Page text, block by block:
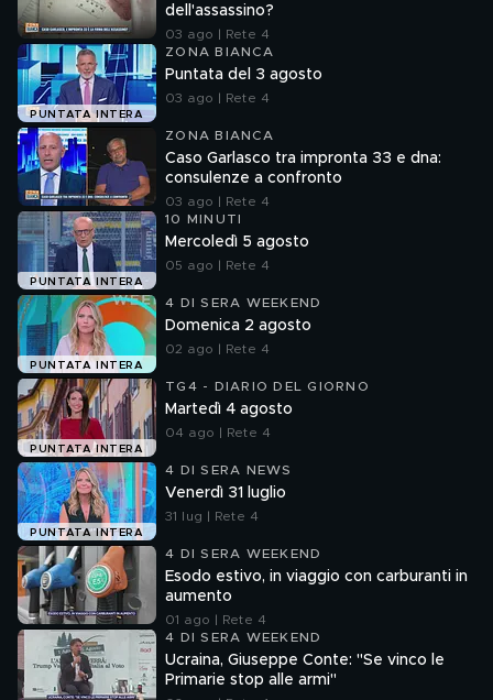
dell'assassino?
03 ago | Rete 4
PUNTATA INTERA
ZONA BIANCA
Puntata del 3 agosto
03 ago | Rete 4
ZONA BIANCA
Caso Garlasco tra impronta 33 e dna:
consulenze a confronto
03 ago | Rete 4
PUNTATA INTERA
10 MINUTI
Mercoledì 5 agosto
05 ago | Rete 4
PUNTATA INTERA
4 DI SERA WEEKEND
Domenica 2 agosto
02 ago | Rete 4
PUNTATA INTERA
TG4 - DIARIO DEL GIORNO
Martedì 4 agosto
04 ago | Rete 4
PUNTATA INTERA
4 DI SERA NEWS
Venerdì 31 luglio
31 lug | Rete 4
4 DI SERA WEEKEND
Esodo estivo, in viaggio con carburanti in
aumento
01 ago | Rete 4
4 DI SERA WEEKEND
Ucraina, Giuseppe Conte: "Se vinco le
Primarie stop alle armi"